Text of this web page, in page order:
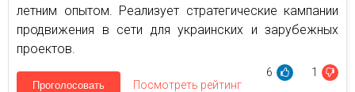
летним опытом. Реализует стратегические кампании
продвижения в сети для украинских и зарубежных
проектов.
6 1
Проголосовать Посмотреть рейтинг